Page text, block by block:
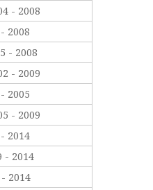
- 2008
2008
- 2008
- 2009
2005
- 2009
2014
- 2014
2014